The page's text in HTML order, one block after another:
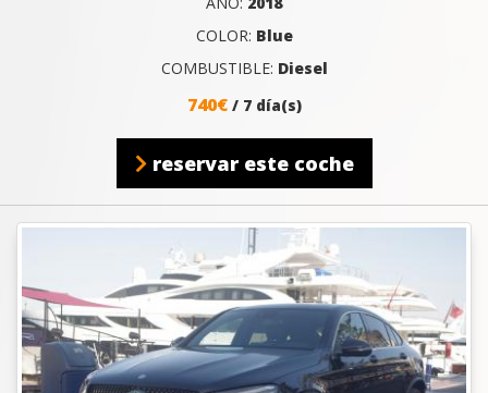
COLOR: Blue
COMBUSTIBLE: Diesel
740€ / 7 día(s)
reservar este coche